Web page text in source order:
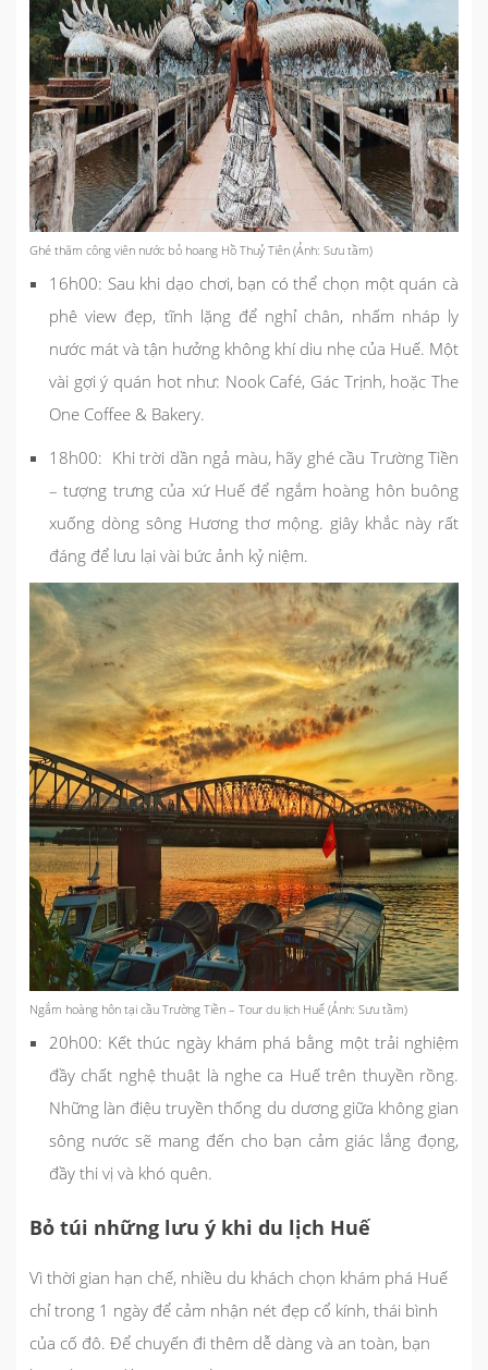
Ghé thăm công viên nước bỏ hoang Hồ Thuỷ Tiên (Ảnh: Sưu tầm)
16h00: Sau khi dạo chơi, bạn có thể chọn một quán cà
phê view đẹp, tĩnh lặng để nghỉ chân, nhấm nháp ly
nước mát và tận hưởng không khí diu nhẹ của Huế. Một
vài gợi ý quán hot như: Nook Café, Gác Trịnh, hoặc The
One Coffee & Bakery.
18h00: Khi trời dần ngả màu, hãy ghé cầu Trường Tiền
– tượng trưng của xứ Huế để ngắm hoàng hôn buông
xuống dòng sông Hương thơ mộng. giây khắc này rất
đáng để lưu lại vài bức ảnh kỷ niệm.
Ngắm hoàng hôn tại cầu Trường Tiền – Tour du lịch Huế (Ảnh: Sưu tầm)
20h00: Kết thúc ngày khám phá bằng một trải nghiệm
đầy chất nghệ thuật là nghe ca Huế trên thuyền rồng.
Những làn điệu truyền thống du dương giữa không gian
sông nước sẽ mang đến cho bạn cảm giác lắng đọng,
đầy thi vị và khó quên.
Bỏ túi những lưu ý khi du lịch Huế
Vì thời gian hạn chế, nhiều du khách chọn khám phá Huế
chỉ trong 1 ngày để cảm nhận nét đẹp cổ kính, thái bình
của cố đô. Để chuyến đi thêm dễ dàng và an toàn, bạn